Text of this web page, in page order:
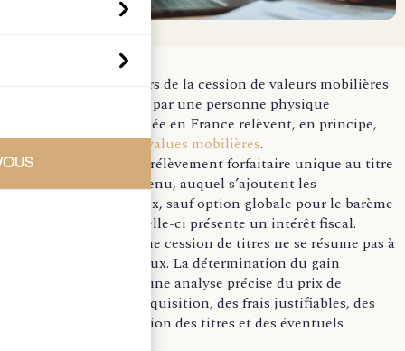
Les gains réalisés lors de la cession de valeurs mobilières
ou de droits sociaux par une personne physique
fiscalement domiciliée en France relèvent, en principe,
du régime desplus-values mobilières.
Ils sont soumis au prélèvement forfaitaire unique au titre
de l’impôt sur le revenu, auquel s’ajoutent les
prélèvements sociaux, sauf option globale pour le barème
progressif lorsque celle-ci présente un intérêt fiscal.
Mais la fiscalité d’une cession de titres ne se résume pas à
l’application d’un taux. La détermination du gain
imposable suppose une analyse précise du prix de
cession, du prix d’acquisition, des frais justifiables, des
modalités d’acquisition des titres et des éventuels